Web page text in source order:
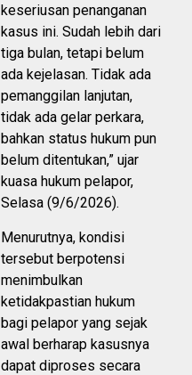
keseriusan penanganan
kasus ini. Sudah lebih dari
tiga bulan, tetapi belum
ada kejelasan. Tidak ada
pemanggilan lanjutan,
tidak ada gelar perkara,
bahkan status hukum pun
belum ditentukan,” ujar
kuasa hukum pelapor,
Selasa (9/6/2026).
Menurutnya, kondisi
tersebut berpotensi
menimbulkan
ketidakpastian hukum
bagi pelapor yang sejak
awal berharap kasusnya
dapat diproses secara